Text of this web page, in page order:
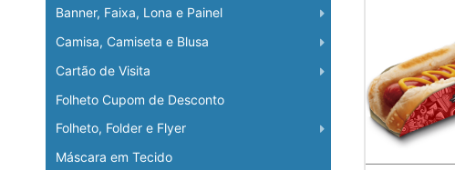
Banner, Faixa, Lona e Painel
Camisa, Camiseta e Blusa
Cartão de Visita
Folheto Cupom de Desconto
Folheto, Folder e Flyer
Máscara em Tecido